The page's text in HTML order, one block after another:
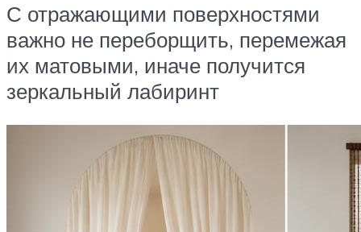
С отражающими поверхностями
важно не переборщить, перемежая
их матовыми, иначе получится
зеркальный лабиринт